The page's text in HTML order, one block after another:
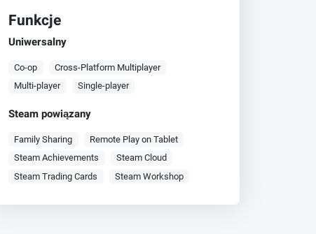
Funkcje
Uniwersalny
Co-op
Cross-Platform Multiplayer
Multi-player
Single-player
Steam powiązany
Family Sharing
Remote Play on Tablet
Steam Achievements
Steam Cloud
Steam Trading Cards
Steam Workshop